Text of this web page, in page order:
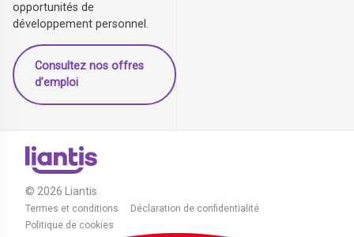
opportunités de
développement personnel.
Consultez nos offres
d’emploi
© 2026 Liantis
Termes et conditions
Déclaration de confidentialité
Politique de cookies